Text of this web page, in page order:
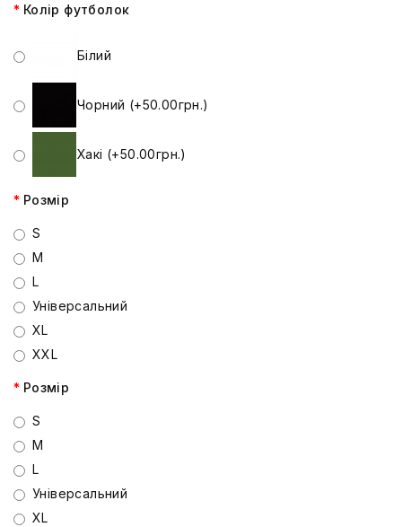
Колір футболок
Білий
Чорний (+50.00грн.)
Хакі (+50.00грн.)
Розмір
S
M
L
Універсальний
XL
XXL
Розмір
S
M
L
Універсальний
XL